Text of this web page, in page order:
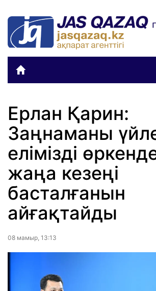
Ерлан Қарин:
Заңнаманы
елімізді
жаңа кезеңі
басталғанын
айғақтайды
08 мамыр, 13:13